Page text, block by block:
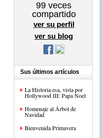
99 veces
compartido
ver su perfil
ver su blog
Sus últimos artículos
La Historia esa, vista por
Hollywood III: Papa Noel
Homenaje al Árbol de
Navidad
Bienvenida Primavera